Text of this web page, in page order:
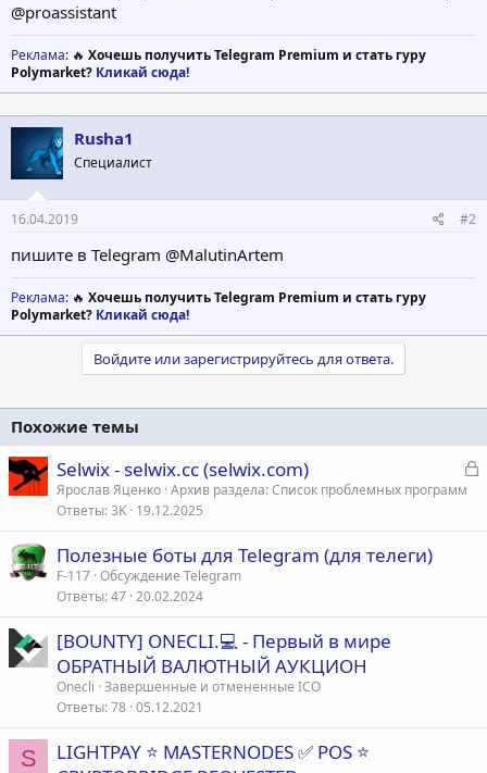
@proassistant
Реклама: 🔥 Хочешь получить Telegram Premium и стать гуру
Polymarket? Кликай сюда!
Rusha1
Специалист
16.04.2019 #2
пишите в Telegram @MalutinArtem
Реклама: 🔥 Хочешь получить Telegram Premium и стать гуру
Polymarket? Кликай сюда!
Войдите или зарегистрируйтесь для ответа.
Похожие темы
З
Selwix - selwix.cc (selwix.com)
Ярослав Яценко Архив раздела: Список проблемных программ
Ответы 3K 19.12.2025
Полезные боты для Telegram (для телеги)
F-117 Обсуждение Telegram
Ответы 47 20.02.2024
[BOUNTY] ONECLI.💻 - Первый в мире
ОБРАТНЫЙ ВАЛЮТНЫЙ АУКЦИОН
Onecli Завершенные и отмененные ICO
Ответы 78 05.12.2021
S
LIGHTPAY ⭐ MASTERNODES ✅ POS ⭐